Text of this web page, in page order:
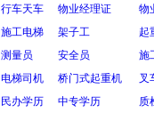
行车天车 物业经理证
物
施工电梯 架子工
起
测量员 安全员
施
电梯司机 桥门式起重机
叉
民办学历 中专学历 质